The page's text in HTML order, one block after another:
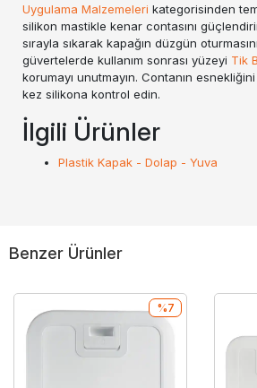
Uygulama Malzemeleri kategorisinden
silikon mastikle kenar contasını
sırayla sıkarak kapağın düzgün
güvertelerde kullanım sonrası yüzeyi Tik
korumayı unutmayın. Contanın
kez silikona kontrol edin.
İlgili Ürünler
Plastik Kapak - Dolap - Yuva
Benzer Ürünler
%7